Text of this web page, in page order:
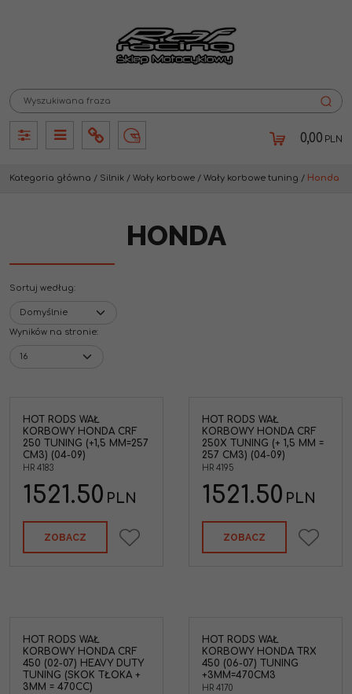
PanelPanelInfo Lang 0,00 PLN
Kategoria główna / Silnik / Wały korbowe / Wały korbowe tuning / Honda
HONDA
Sortuj według:
Wyników na stronie:
HOT RODS WAŁ
KORBOWY HONDA CRF
250 TUNING (+1,5 MM=257
CM3) (04-09)
HR 4183
1521.50 PLN
ZOBACZ
HOT RODS WAŁ
KORBOWY HONDA CRF
250X TUNING (+ 1,5 MM =
257 CM3) (04-09)
HR 4195
1521.50 PLN
ZOBACZ
HOT RODS WAŁ
KORBOWY HONDA CRF
450 (02-07) HEAVY DUTY
TUNING (SKOK TŁOKA +
3MM = 470CC)
HOT RODS WAŁ
KORBOWY HONDA TRX
450 (06-07) TUNING
+3MM=470CM3
HR 4170